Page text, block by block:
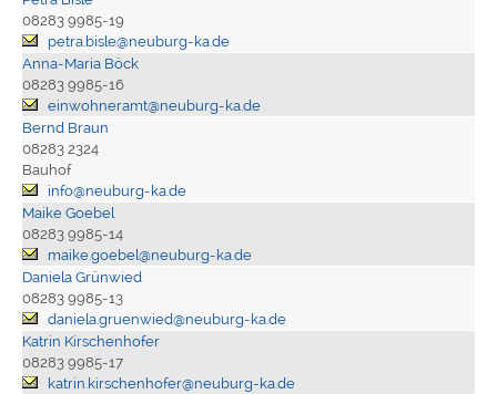
08283 9985-19
petra.bisle@neuburg-ka.de
Anna-Maria Böck
08283 9985-16
einwohneramt@neuburg-ka.de
Bernd Braun
08283 2324
Bauhof
info@neuburg-ka.de
Maike Goebel
08283 9985-14
maike.goebel@neuburg-ka.de
Daniela Grünwied
08283 9985-13
daniela.gruenwied@neuburg-ka.de
Katrin Kirschenhofer
08283 9985-17
katrin.kirschenhofer@neuburg-ka.de